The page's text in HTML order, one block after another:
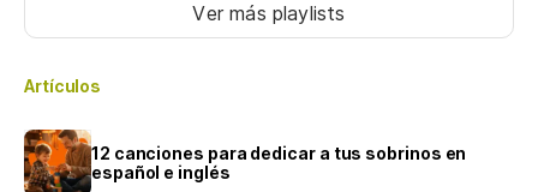
Ver más playlists
Artículos
12 canciones para dedicar a tus sobrinos en
español e inglés